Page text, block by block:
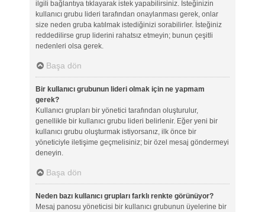
ilgili bağlantıya tıklayarak istek yapabilirsiniz. İsteğinizin
kullanıcı grubu lideri tarafından onaylanması gerek, onlar
size neden gruba katılmak istediğinizi sorabilirler. İsteğiniz
reddedilirse grup liderini rahatsız etmeyin; bunun çeşitli
nedenleri olsa gerek.
Başa dön
Bir kullanıcı grubunun lideri olmak için ne yapmam
gerek?
Kullanıcı grupları bir yönetici tarafından oluşturulur,
genellikle bir kullanıcı grubu lideri belirlenir. Eğer yeni bir
kullanıcı grubu oluşturmak istiyorsanız, ilk önce bir
yöneticiyle iletişime geçmelisiniz; bir özel mesaj göndermeyi
deneyin.
Başa dön
Neden bazı kullanıcı grupları farklı renkte görünüyor?
Mesaj panosu yöneticisi bir kullanıcı grubunun üyelerine bir